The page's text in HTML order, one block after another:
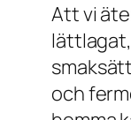
Att vi
och